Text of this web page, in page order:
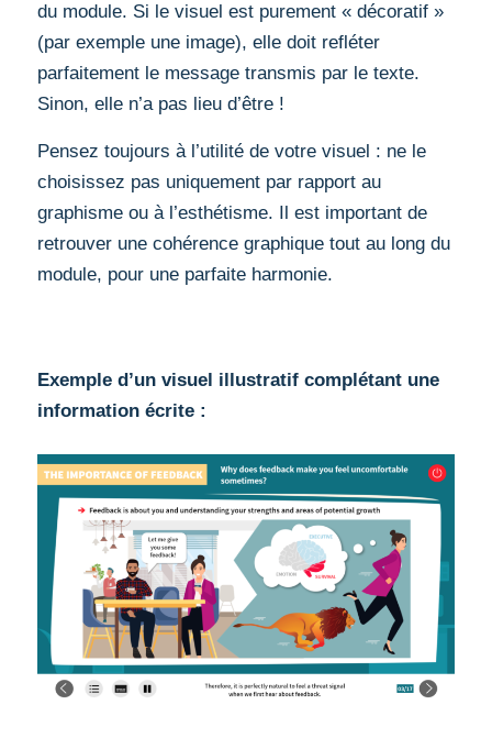
du module. Si le visuel est purement « décoratif »
(par exemple une image), elle doit refléter
parfaitement le message transmis par le texte.
Sinon, elle n’a pas lieu d’être !
Pensez toujours à l’utilité de votre visuel : ne le
choisissez pas uniquement par rapport au
graphisme ou à l’esthétisme. Il est important de
retrouver une cohérence graphique tout au long du
module, pour une parfaite harmonie.
Exemple d’un visuel illustratif complétant une
information écrite :